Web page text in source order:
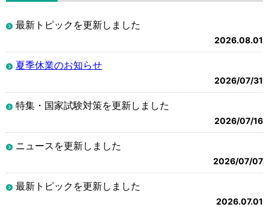
最新トピックを更新しました
2026.08.01
夏季休業のお知らせ
2026/07/31
特集・国家試験対策を更新しました
2026/07/16
ニュースを更新しました
2026/07/07
最新トピックを更新しました
2026.07.01